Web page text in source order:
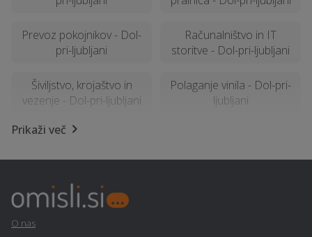
Prevoz pokojnikov - Dol-
pri-ljubljani
Računalništvo in IT
storitve - Dol-pri-ljubljani
Šiviljstvo, krojaštvo in
vezenje - Dol-pri-ljubljani
Polaganje vinila - Dol-pri-
ljubljani
Izdelava brunarice
ljubljani
Samoobramba - Dol-pri-
Prikaži več
O nas